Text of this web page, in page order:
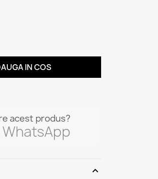
IN COS
acest produs?
expand_more